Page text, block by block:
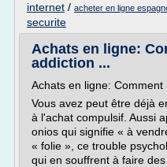
internet / acheter en ligne
securite
Achats en ligne:
addiction ...
Achats en ligne:
Vous avez peut être déjà
à l'achat compulsif. Aussi
onios qui signifie « à
« folie », ce trouble
qui en souffrent à faire